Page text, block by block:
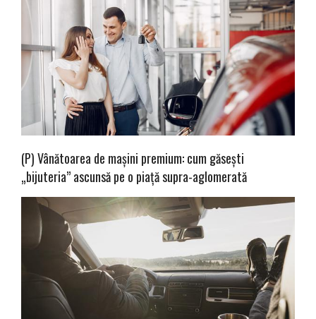
(P) Vânătoarea de mașini premium: cum găsești
„bijuteria” ascunsă pe o piață supra-aglomerată